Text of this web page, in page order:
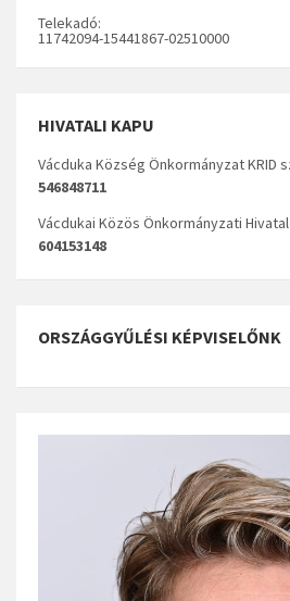
Telekadó:
11742094-15441867-02510000
HIVATALI KAPU
Vácduka Község Önkormányzat KRID
546848711
Vácdukai Közös Önkormányzati Hivatal
604153148
ORSZÁGGYŰLÉSI KÉPVISELŐNK